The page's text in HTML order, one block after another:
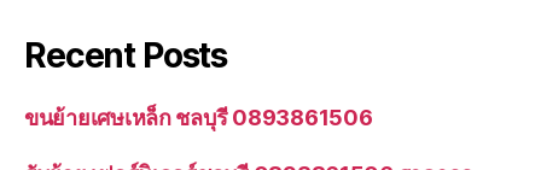
Recent Posts
ขนย้ายเศษเหล็ก ชลบุรี 0893861506